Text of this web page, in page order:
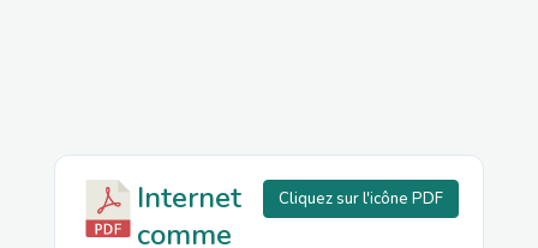
Internet
comme
Cliquez sur l'icône PDF